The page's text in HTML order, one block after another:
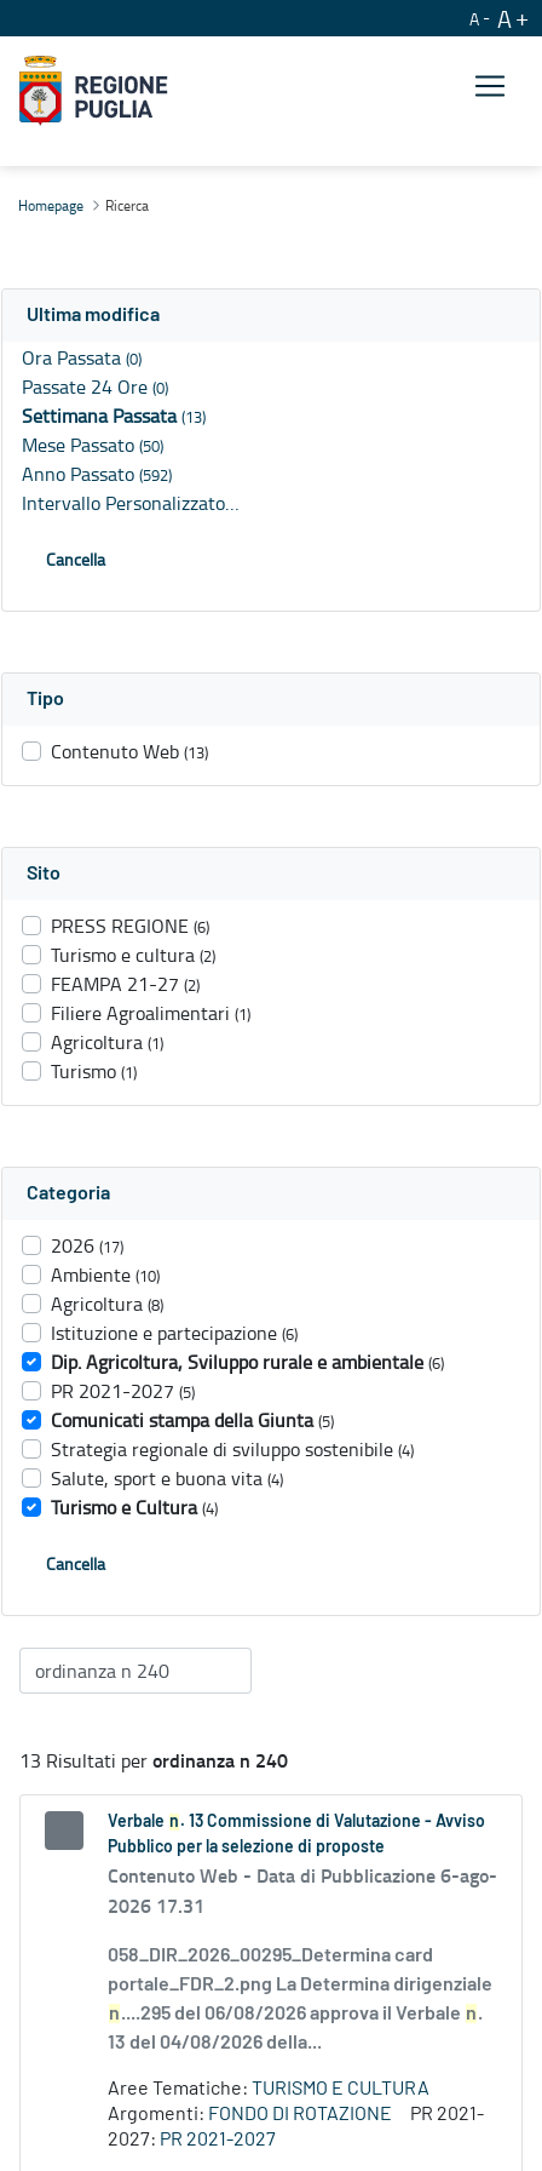
A A
Homepage Ricerca
Ultima modifica
Ora Passata (0)
Passate 24 Ore (0)
Settimana Passata(13)
Mese Passato (50)
Anno Passato (592)
Intervallo Personalizzato…
Cancella
Tipo
Contenuto Web (13)
Sito
PRESS REGIONE (6)
Turismo e cultura (2)
FEAMPA 21-27 (2)
Filiere Agroalimentari (1)
Agricoltura (1)
Turismo (1)
Categoria
2026 (17)
Ambiente (10)
Agricoltura (8)
Istituzione e partecipazione (6)
Dip. Agricoltura, Sviluppo rurale e ambientale (6)
PR 2021-2027 (5)
Comunicati stampa della Giunta (5)
Strategia regionale di sviluppo sostenibile (4)
Salute, sport e buona vita (4)
Turismo e Cultura (4)
Cancella
13 Risultati perordinanza n 240
Verbale n . 13 Commissione di Valutazione - Avviso
Pubblico per la selezione di proposte
Contenuto Web - Data di Pubblicazione 6-ago-
2026 17.31
058_DIR_2026_00295_Determina card
portale_FDR_2.png La Determina dirigenziale
n....295 del 06/08/2026 approva il Verbale n.
13 del 04/08/2026 della...
Aree Tematiche: TURISMO E CULTURA
Argomenti: FONDO DI ROTAZIONE
PR 2021-
2027: PR 2021-2027